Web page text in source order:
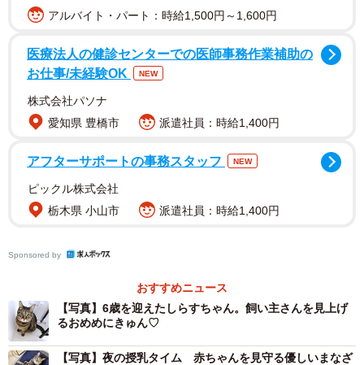
すことはやめて、我が家で迎え入れていました」
ただ、不安もあったそうです。飼い主さんはそれまで猫と
暮らしたことがなかったため、どのように育てるか、必要
なものは何か、わからないことがたくさんありました。
いう名前も、その親友が付けてくれたんです」
こうして、しらすちゃんは飼い主さんの家で猫生を歩むこ
た。あのまま外にいたら…そう考えると、保護することが
できて本当に良かったです」
夜鳴きや分離不安症ーーひとつずつ乗り越えて
アルバイト・パート：時給1,500円～1,600円
医療法人の健診センターでの医師事務作業補助の
お仕事/未経験OK
NEW
株式会社パソナ
愛知県 豊橋市
派遣社員：時給1,400円
アフターサポートの事務スタッフ NEW
ピックル株式会社
栃木県 小山市
派遣社員：時給1,400円
Sponsored by
おすすめニュース
【写真】6歳を迎えたしらすちゃん。飼い主さんを見上げ
るおめめにきゅん♡
【写真】夜の授乳タイム 赤ちゃんを見守る優しいまなざ